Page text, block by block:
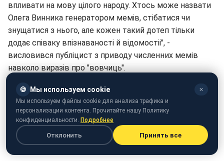
впливати на мову цілого народу. Хтось може назвати
Олега Винника генератором мемів, стібатися чи
знущатися з нього, але кожен такий дотеп тільки
додає співаку впізнаваності й відомостіі", -
висловився публіцист з приводу численних мемів
навколо виразів про "вовчиць".
"Коли мільйони починають змінювати смислові
конотації якогось слова, то йдеться про справді
потужний і впливовий чинник", - сказав Андрій Любка.
Нагадаємо, Олег Винник зізнався, що на початку
кар'єриз ним ніхто не хотів працювати.
🍪 Мы используем cookie ✕
Мы используем файлы cookie для анализа трафика и
персонализации контента. Прочитайте нашу Политику
конфиденциальности. Подробнее
Отклонить Принять все